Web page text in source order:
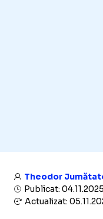
Theodor
Publicat:
Actualizat: